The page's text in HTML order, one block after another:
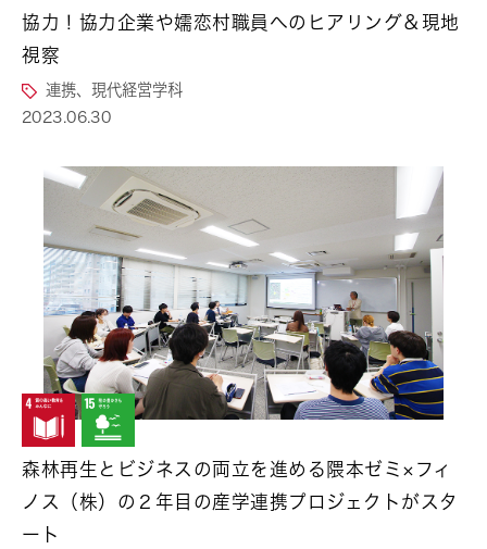
協力！協力企業や嬬恋村職員へのヒアリング＆現地
視察
連携、現代経営学科
2023.06.30
森林再生とビジネスの両立を進める隈本ゼミ×フィ
ノス（株）の２年目の産学連携プロジェクトがスタ
ート